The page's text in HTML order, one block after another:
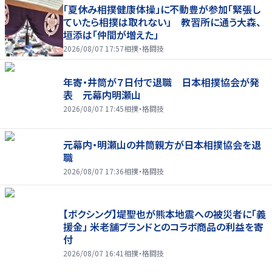
「夏休み相撲健康体操」に不動豊が参加「緊張し
ていたら相撲は取れない」 教習所に通う大森、
垣添は「仲間が増えた」
2026/08/07 17:57相撲・格闘技
年寄・井筒が７日付で退職 日本相撲協会が発
表 元幕内明瀬山
2026/08/07 17:45相撲・格闘技
元幕内・明瀬山の井筒親方が日本相撲協会を退
職
2026/08/07 17:36相撲・格闘技
【ボクシング】堤聖也が熊本地震への被災者に「義
援金」 米老舗ブランドとのコラボ商品の利益を寄
付
2026/08/07 16:41 相撲・格闘技